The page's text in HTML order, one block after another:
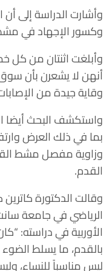
وأشارت الدراسة إلى
وكسور الإجهاد في
وأبلغت اثنتان من كل
أنهن لا يشعرن بأن
وقاية جيدة من
واستكشف البحث أيضا
بما في ذلك العرض
وزاوية مفصل مشط
القدم.
وقالت الدكتورة
الرياضي في جامعة
الأوربية في
بالقدم، ما يسلط
ليس مناسباً للنساء،